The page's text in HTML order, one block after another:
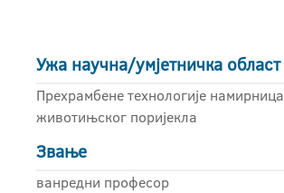
Ужа научна/умјетничка област
Прехрамбене технологије намирница
животињског поријекла
Звање
ванредни професор